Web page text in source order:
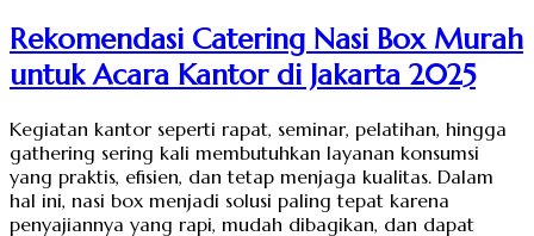
Rekomendasi Catering Nasi Box Murah
untuk Acara Kantor di Jakarta 2025
Kegiatan kantor seperti rapat, seminar, pelatihan, hingga
gathering sering kali membutuhkan layanan konsumsi
yang praktis, efisien, dan tetap menjaga kualitas. Dalam
hal ini, nasi box menjadi solusi paling tepat karena
penyajiannya yang rapi, mudah dibagikan, dan dapat